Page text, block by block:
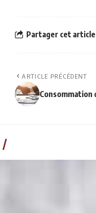
Partager cet article
ARTICLE PRÉCÉDENT